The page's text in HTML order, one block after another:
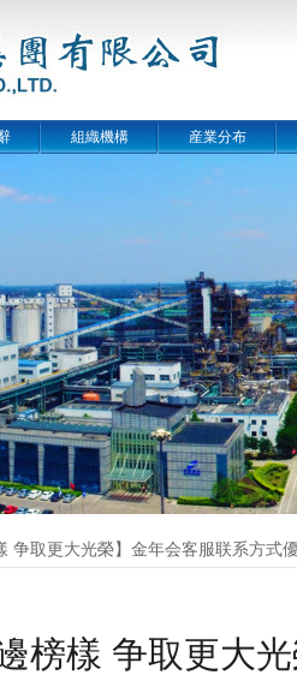
組織機構 産業分布
争取更大光榮】金年会客服联系方式
榜樣 争取更大